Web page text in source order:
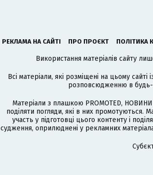
РЕКЛАМА НА САЙТІ ПРО ПРОЄКТ ПОЛІТИКА
Використання матеріалів сайту
Всі матеріали, які розміщені на цьому сайті
розповсюдженню в будь-
Матеріали з плашкою PROMOTED,
поділяти погляди, які в них
участь у підготовці цього контенту і
судження, оприлюднені у рекламних